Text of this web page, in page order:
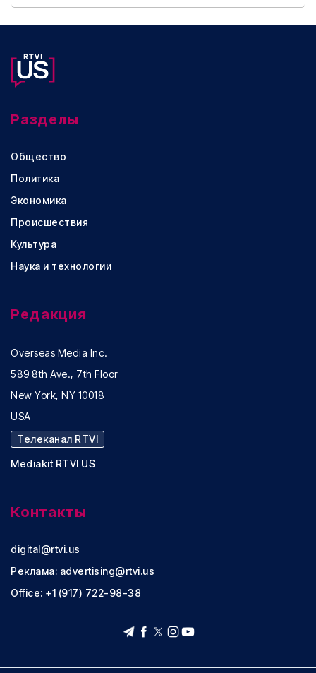
Разделы
Общество
Политика
Экономика
Происшествия
Культура
Наука и технологии
Редакция
Overseas Media Inc.
589 8th Ave., 7th Floor
New York, NY 10018
USA
Телеканал RTVI
Mediakit RTVI US
Контакты
digital@rtvi.us
Реклама: advertising@rtvi.us
Office: +1 (917) 722-98-38